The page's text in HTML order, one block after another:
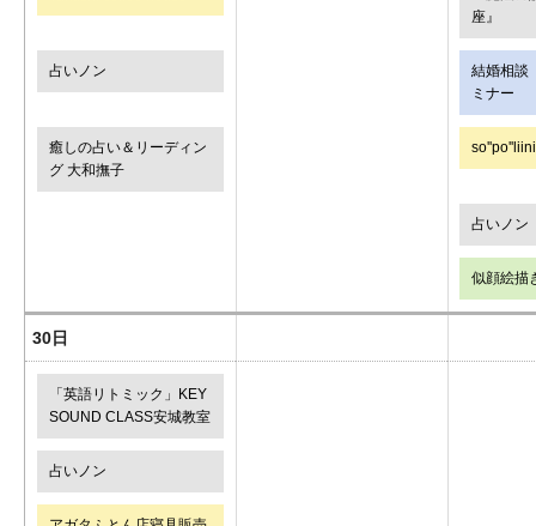
座』
占いノン
結婚相
ミナー
癒しの占い＆リーディン
グ 大和撫子
so''po''liini
占いノン
似顔絵描
30日
「英語リトミック」KEY
SOUND CLASS安城教室
占いノン